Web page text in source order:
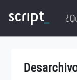
script